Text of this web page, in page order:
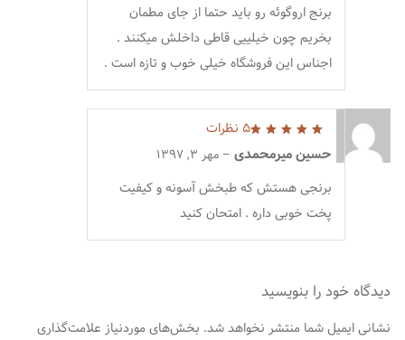
برنج اروگوئه رو باید حتما از جای مطمان
بخریم چون خیلییی قاطی داخلش میکنند .
اجناس این فروشگاه خیلی خوب و تازه است .
5 نظرات
حسین میرمحمدی – مهر 3, 1397
برنجی هستش که طبخش آسونه و کیفیت
پخت خوبی داره . امتحان کنید
دیدگاه خود را بنویسید
نشانی ایمیل شما منتشر نخواهد شد. بخش‌های موردنیاز علامت‌گذاری